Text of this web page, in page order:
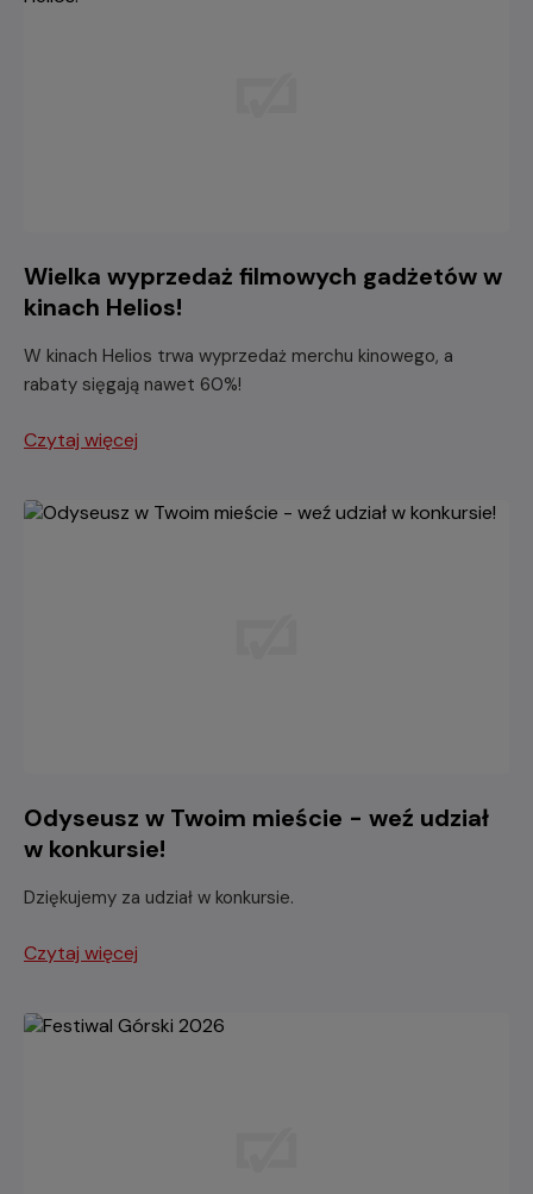
Wielka wyprzedaż filmowych gadżetów w
kinach Helios!
W kinach Helios trwa wyprzedaż merchu kinowego, a
rabaty sięgają nawet 60%!
Czytaj więcej
Odyseusz w Twoim mieście - weź udział
w konkursie!
Dziękujemy za udział w konkursie.
Czytaj więcej